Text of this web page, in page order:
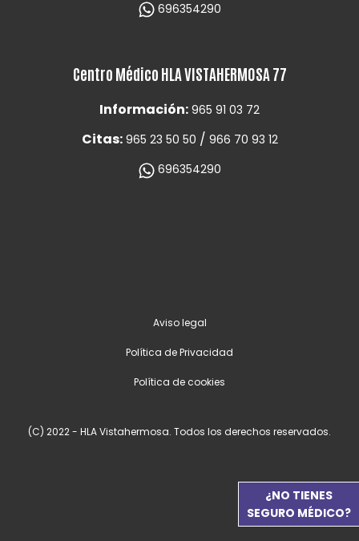
696354290
Centro Médico HLA VISTAHERMOSA 77
Información: 965 91 03 72
Citas: 965 23 50 50 / 966 70 93 12
696354290
(C) 2022 - HLA Vistahermosa. Todos los derechos reservados.
Aviso legal
Política de Privacidad
Política de cookies
¿NO TIENES
SEGURO MÉDICO?